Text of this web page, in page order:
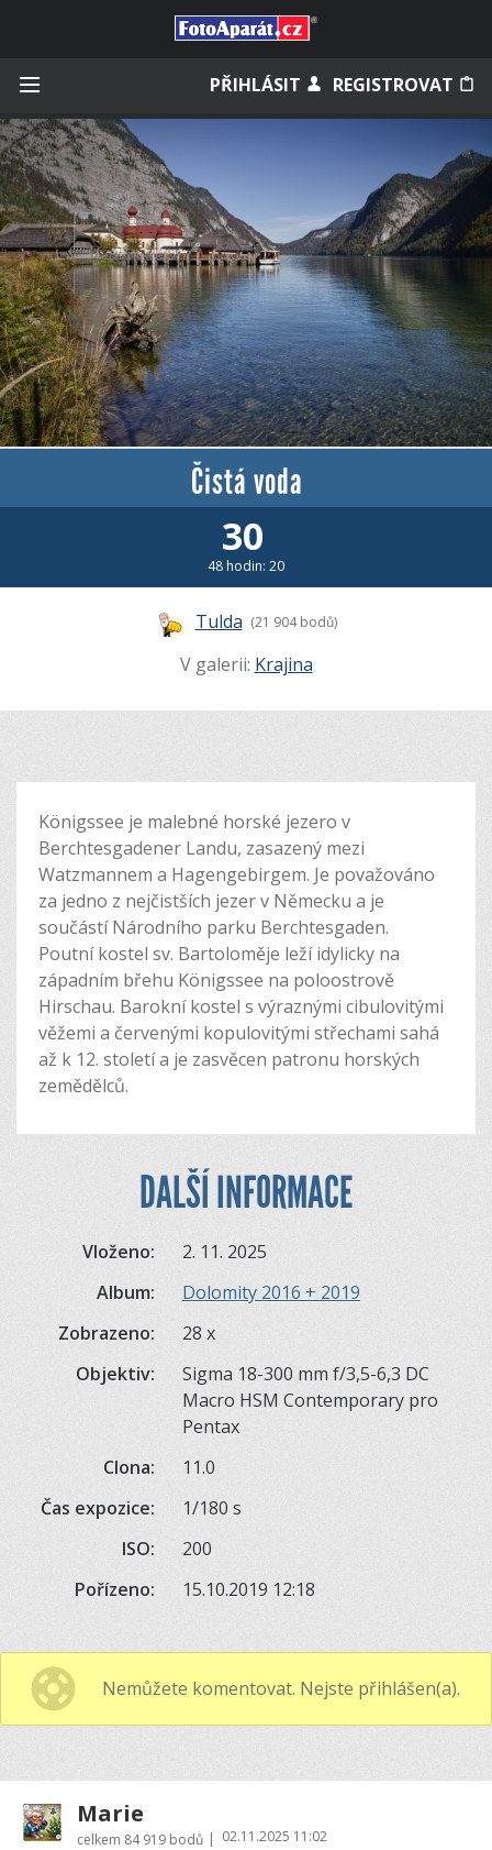
PŘIHLÁSIT REGISTROVAT
Zapamatovat
Zapomněli jste heslo?
Měli jste účet na starém webu?
Čistá voda
30
48 hodin: 20
Tulda (21 904 bodů)
V galerii: Krajina
Königssee je malebné horské jezero v
Berchtesgadener Landu, zasazený mezi
Watzmannem a Hagengebirgem. Je považováno
za jedno z nejčistších jezer v Německu a je
součástí Národního parku Berchtesgaden.
Poutní kostel sv. Bartoloměje leží idylicky na
západním břehu Königssee na poloostrově
Hirschau. Barokní kostel s výraznými cibulovitými
věžemi a červenými kopulovitými střechami sahá
až k 12. století a je zasvěcen patronu horských
zemědělců.
DALŠÍ INFORMACE
Vloženo:
2. 11. 2025
Album:
Dolomity 2016 + 2019
Zobrazeno:
28 x
Objektiv:
Sigma 18-300 mm f/3,5-6,3 DC
Macro HSM Contemporary pro
Pentax
Clona:
11.0
Čas expozice:
1/180 s
ISO:
200
Pořízeno:
15.10.2019 12:18
Nemůžete komentovat. Nejste přihlášen(a).
Marie
celkem 84 919 bodů | 02.11.2025 11:02